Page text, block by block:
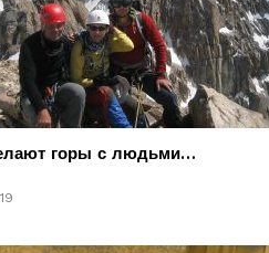
горы с людьми…